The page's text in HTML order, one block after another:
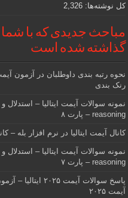
کل نوشته‌ها: 2,326
مباحث جدیدی که با
گذاشته شده است
رنک بندی
reasoning – پارت ۸
کانال آیمت ایتالیا در نرم افزار بله –
reasoning – پارت ۷
آیمت ۲۰۲۵